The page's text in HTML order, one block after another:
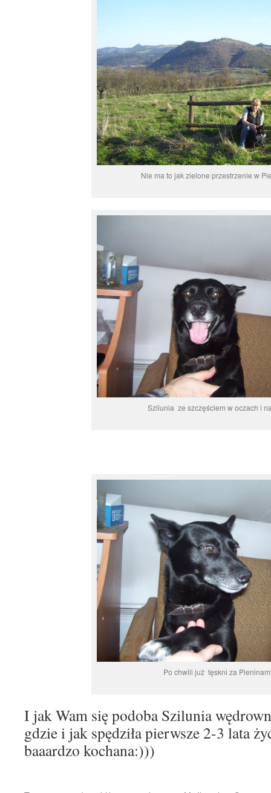
Nie ma to jak zielone przestrzenie w
Szilunia ze szczęściem w oczach i
Po chwili już tęskni za
I jak Wam się podoba Szilunia
gdzie i jak spędziła pierwsze 2-3 lata
baaardzo kochana:)))